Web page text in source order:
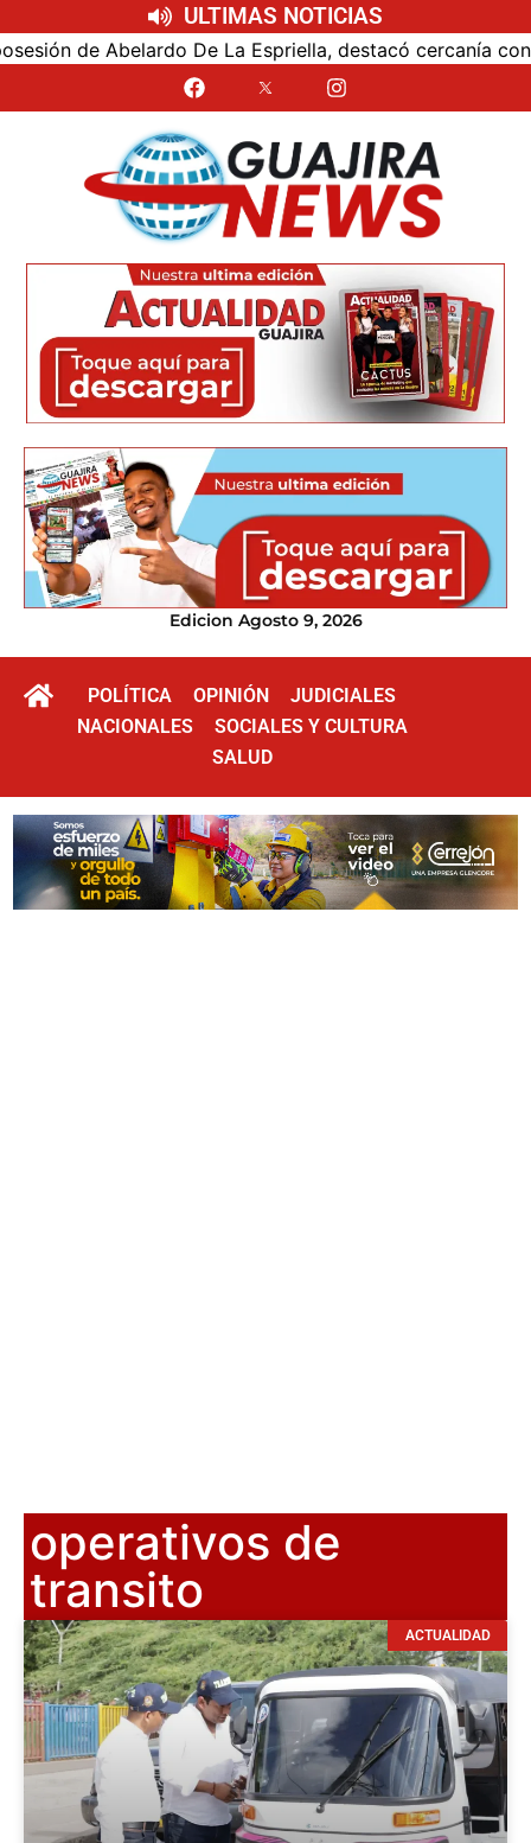
ULTIMAS NOTICIAS
de Abelardo De La Espriella, destacó cercanía con el
Edicion Agosto 9, 2026
POLÍTICA OPINIÓN
JUDICIALES
NACIONALES
SOCIALES Y CULTURA
SALUD
operativos de
transito
ACTUALIDAD